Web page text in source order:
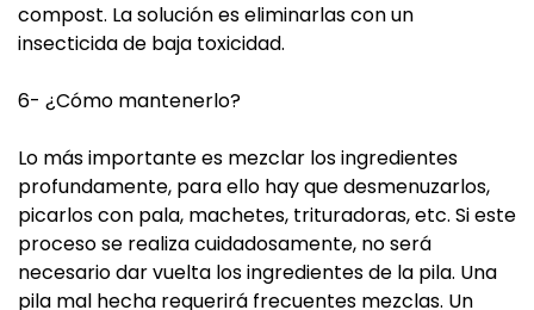
compost. La solución es eliminarlas con un
insecticida de baja toxicidad.
6- ¿Cómo mantenerlo?
Lo más importante es mezclar los ingredientes
profundamente, para ello hay que desmenuzarlos,
picarlos con pala, machetes, trituradoras, etc. Si este
proceso se realiza cuidadosamente, no será
necesario dar vuelta los ingredientes de la pila. Una
pila mal hecha requerirá frecuentes mezclas. Un